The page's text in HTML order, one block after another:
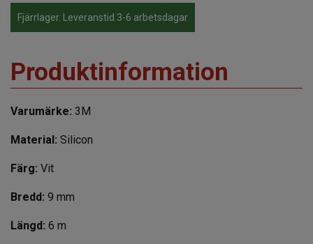
Fjärrlager. Leveranstid 3-6 arbetsdagar
Produktinformation
Varumärke: 3M
Material: Silicon
Färg: Vit
Bredd: 9 mm
Längd: 6 m